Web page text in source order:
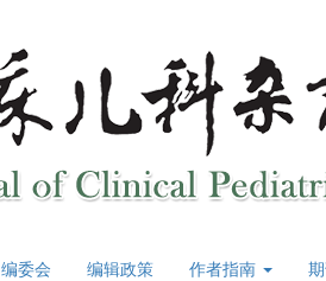
编委会 编辑政策 作者指南